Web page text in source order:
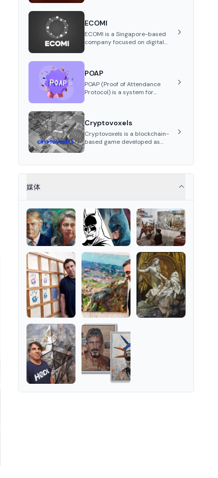
the first regulated CHF
stablecoin on Solana.
ECOMI
ECOMI is a Singapore-based
company focused on digital
showcasing, and managing
digital assets.
POAP
POAP (Proof of Attendance
Protocol) is a system for
verifiable proof of attendance
at vir...
Cryptovoxels
Cryptovoxels is a blockchain-
based game developed as
properties as NFT tokens.
媒体